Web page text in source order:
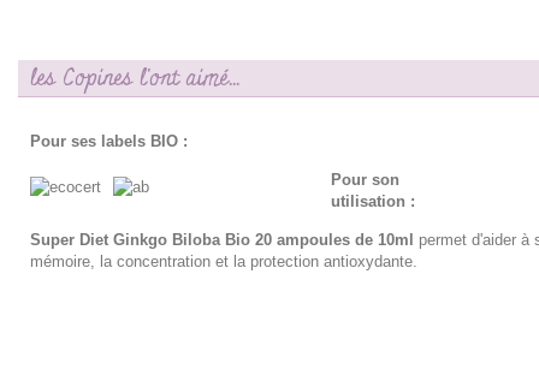
les Copines l'ont aimé...
Pour ses labels BIO :
Pour son
utilisation :
Super Diet Ginkgo Biloba Bio 20 ampoules de 10ml
permet d'aider à
mémoire, la concentration et la protection antioxydante.